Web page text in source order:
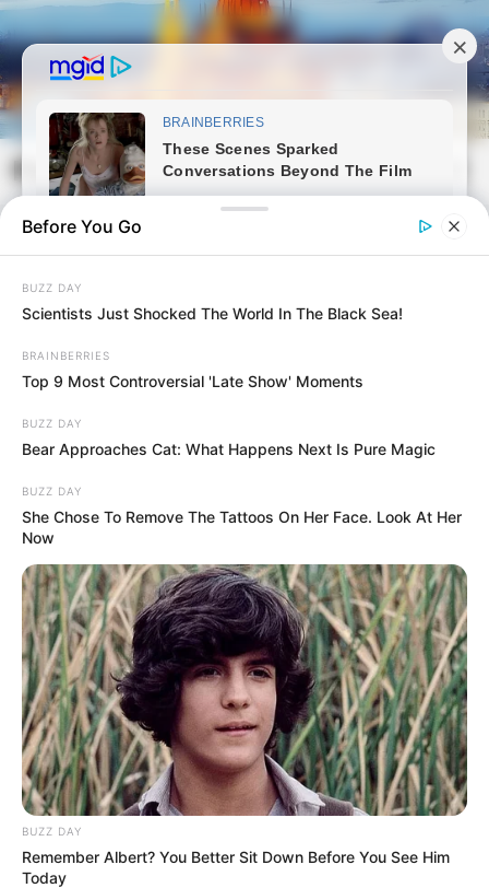
Skip
to
content
Magyarvilag.com
Open
Search
in
Friss hírek
Botswana, Paraguay és Niger is
eszébe jutott az ellenzéknek az
alaptörvény módosításáról
bySzerző • July 9, 2026
Before You Go
BUZZ DAY
Scientists Just Shocked The World In The Black Sea!
BRAINBERRIES
Top 9 Most Controversial 'Late Show' Moments
BUZZ DAY
Bear Approaches Cat: What Happens Next Is Pure Magic
BUZZ DAY
She Chose To Remove The Tattoos On Her Face. Look At Her
Now
BUZZ DAY
Remember Albert? You Better Sit Down Before You See Him
Today